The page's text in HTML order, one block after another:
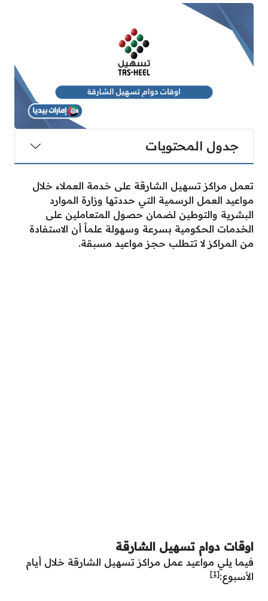
جدول المحتويات
تعمل مراكز تسهيل الشارقة على خدمة العملاء خلال
مواعيد العمل الرسمية التي حددتها وزارة الموارد
البشرية والتوطين لضمان حصول المتعاملين على
الخدمات الحكومية بسرعة وسهولة علماََ أن الاستفادة
من المراكز لا تتطلب حجز مواعيد مسبقة.
اوقات دوام تسهيل الشارقة
فيما يلي مواعيد عمل مراكز تسهيل الشارقة خلال أيام
الأسبوع:[1]